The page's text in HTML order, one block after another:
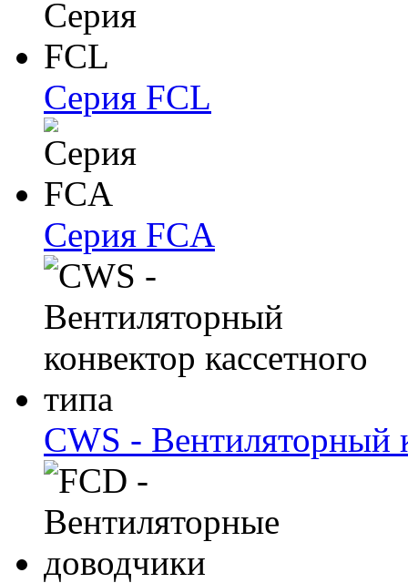
Серия FCL
Серия FCA
CWS - Вентиляторный